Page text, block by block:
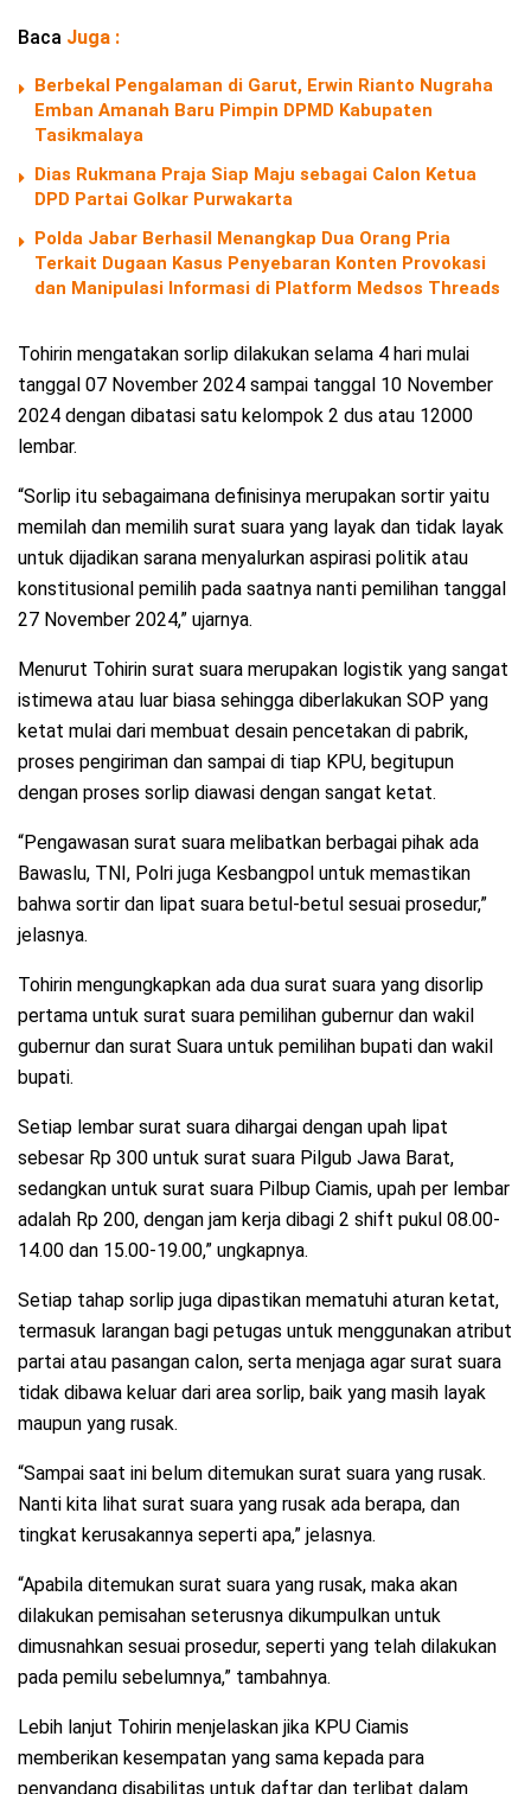
Baca Juga :
Berbekal Pengalaman di Garut, Erwin Rianto Nugraha
Emban Amanah Baru Pimpin DPMD Kabupaten
Tasikmalaya
Dias Rukmana Praja Siap Maju sebagai Calon Ketua
DPD Partai Golkar Purwakarta
Polda Jabar Berhasil Menangkap Dua Orang Pria
Terkait Dugaan Kasus Penyebaran Konten Provokasi
dan Manipulasi Informasi di Platform Medsos Threads
Tohirin mengatakan sorlip dilakukan selama 4 hari mulai
tanggal 07 November 2024 sampai tanggal 10 November
2024 dengan dibatasi satu kelompok 2 dus atau 12000
lembar.
“Sorlip itu sebagaimana definisinya merupakan sortir yaitu
memilah dan memilih surat suara yang layak dan tidak layak
untuk dijadikan sarana menyalurkan aspirasi politik atau
konstitusional pemilih pada saatnya nanti pemilihan tanggal
27 November 2024,” ujarnya.
Menurut Tohirin surat suara merupakan logistik yang sangat
istimewa atau luar biasa sehingga diberlakukan SOP yang
ketat mulai dari membuat desain pencetakan di pabrik,
proses pengiriman dan sampai di tiap KPU, begitupun
dengan proses sorlip diawasi dengan sangat ketat.
“Pengawasan surat suara melibatkan berbagai pihak ada
Bawaslu, TNI, Polri juga Kesbangpol untuk memastikan
bahwa sortir dan lipat suara betul-betul sesuai prosedur,”
jelasnya.
Tohirin mengungkapkan ada dua surat suara yang disorlip
pertama untuk surat suara pemilihan gubernur dan wakil
gubernur dan surat Suara untuk pemilihan bupati dan wakil
bupati.
Setiap lembar surat suara dihargai dengan upah lipat
sebesar Rp 300 untuk surat suara Pilgub Jawa Barat,
sedangkan untuk surat suara Pilbup Ciamis, upah per lembar
adalah Rp 200, dengan jam kerja dibagi 2 shift pukul 08.00-
14.00 dan 15.00-19.00,” ungkapnya.
Setiap tahap sorlip juga dipastikan mematuhi aturan ketat,
termasuk larangan bagi petugas untuk menggunakan atribut
partai atau pasangan calon, serta menjaga agar surat suara
tidak dibawa keluar dari area sorlip, baik yang masih layak
maupun yang rusak.
“Sampai saat ini belum ditemukan surat suara yang rusak.
Nanti kita lihat surat suara yang rusak ada berapa, dan
tingkat kerusakannya seperti apa,” jelasnya.
“Apabila ditemukan surat suara yang rusak, maka akan
dilakukan pemisahan seterusnya dikumpulkan untuk
dimusnahkan sesuai prosedur, seperti yang telah dilakukan
pada pemilu sebelumnya,” tambahnya.
Lebih lanjut Tohirin menjelaskan jika KPU Ciamis
memberikan kesempatan yang sama kepada para
penyandang disabilitas untuk daftar dan terlibat dalam